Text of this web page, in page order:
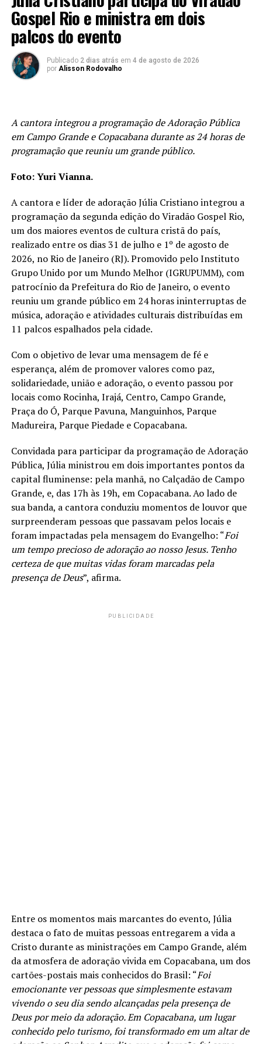
Gospel Rio e ministra em dois
palcos do evento
Publicado 2 dias atrás em 4 de agosto de 2026
por Alisson Rodovalho
A cantora integrou a programação de Adoração Pública
em Campo Grande e Copacabana durante as 24 horas de
programação que reuniu um grande público.
Foto: Yuri Vianna.
A cantora e líder de adoração Júlia Cristiano integrou a
programação da segunda edição do Viradão Gospel Rio,
um dos maiores eventos de cultura cristã do país,
realizado entre os dias 31 de julho e 1º de agosto de
2026, no Rio de Janeiro (RJ). Promovido pelo Instituto
Grupo Unido por um Mundo Melhor (IGRUPUMM), com
patrocínio da Prefeitura do Rio de Janeiro, o evento
reuniu um grande público em 24 horas ininterruptas de
música, adoração e atividades culturais distribuídas em
11 palcos espalhados pela cidade.
Com o objetivo de levar uma mensagem de fé e
esperança, além de promover valores como paz,
solidariedade, união e adoração, o evento passou por
locais como Rocinha, Irajá, Centro, Campo Grande,
Praça do Ó, Parque Pavuna, Manguinhos, Parque
Madureira, Parque Piedade e Copacabana.
Convidada para participar da programação de Adoração
Pública, Júlia ministrou em dois importantes pontos da
capital fluminense: pela manhã, no Calçadão de Campo
Grande, e, das 17h às 19h, em Copacabana. Ao lado de
sua banda, a cantora conduziu momentos de louvor que
surpreenderam pessoas que passavam pelos locais e
foram impactadas pela mensagem do Evangelho: “Foi
um tempo precioso de adoração ao nosso Jesus. Tenho
certeza de que muitas vidas foram marcadas pela
presença de Deus”, afirma.
PUBLICIDADE
Entre os momentos mais marcantes do evento, Júlia
destaca o fato de muitas pessoas entregarem a vida a
Cristo durante as ministrações em Campo Grande, além
da atmosfera de adoração vivida em Copacabana, um dos
cartões-postais mais conhecidos do Brasil: “Foi
emocionante ver pessoas que simplesmente estavam
vivendo o seu dia sendo alcançadas pela presença de
Deus por meio da adoração. Em Copacabana, um lugar
conhecido pelo turismo, foi transformado em um altar de